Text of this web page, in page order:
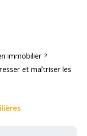
immobilier ?
et maîtriser les